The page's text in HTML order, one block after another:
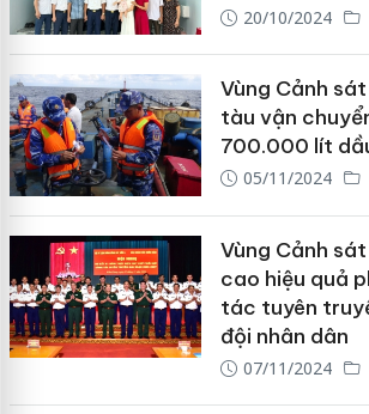
20/10/2024
Vùng Cảnh
tàu vận
700.000 lít
05/11/2024
Vùng Cảnh
cao hiệu quả
tác tuyên
đội nhân dân
07/11/2024